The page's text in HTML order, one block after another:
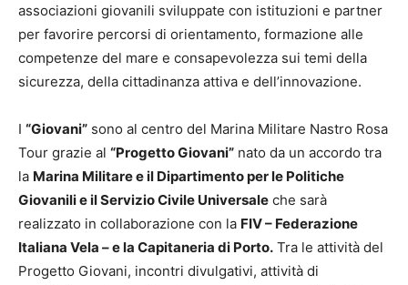
associazioni giovanili sviluppate con istituzioni e partner
per favorire percorsi di orientamento, formazione alle
competenze del mare e consapevolezza sui temi della
sicurezza, della cittadinanza attiva e dell’innovazione.
I “Giovani” sono al centro del Marina Militare Nastro Rosa
Tour grazie al “Progetto Giovani” nato da un accordo tra
la Marina Militare e il Dipartimento per le Politiche
Giovanili e il Servizio Civile Universale che sarà
realizzato in collaborazione con la FIV – Federazione
Italiana Vela – e la Capitaneria di Porto. Tra le attività del
Progetto Giovani, incontri divulgativi, attività di